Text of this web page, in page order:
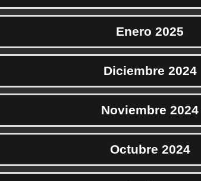
Enero 2025
Diciembre 2024
Noviembre 2024
Octubre 2024